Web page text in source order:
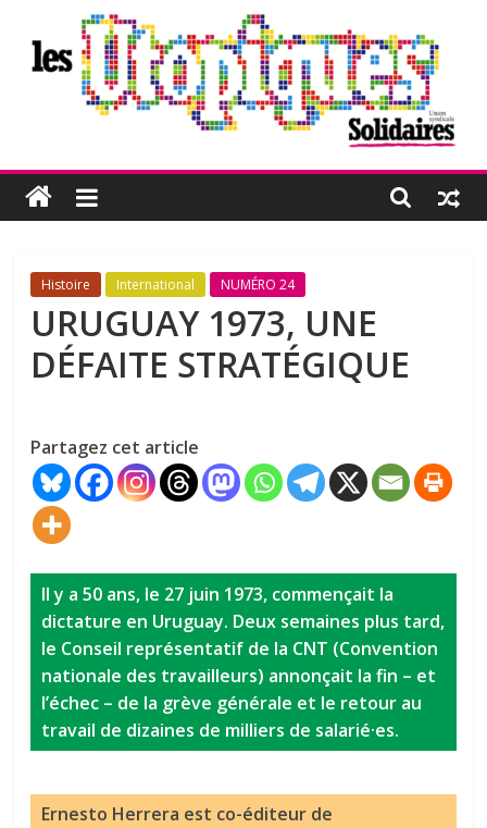
contenu
Les
Utopiques
Revue
réflexion
éditée
par
syndicale
Solidaires
Histoire International NUMÉRO 24
URUGUAY 1973, UNE
DÉFAITE STRATÉGIQUE
Partagez cet article
Il y a 50 ans, le 27 juin 1973, commençait la
dictature en Uruguay. Deux semaines plus tard,
le Conseil représentatif de la CNT (Convention
nationale des travailleurs) annonçait la fin – et
l’échec – de la grève générale et le retour au
travail de dizaines de milliers de salarié·es.
Ernesto Herrera est co-éditeur de